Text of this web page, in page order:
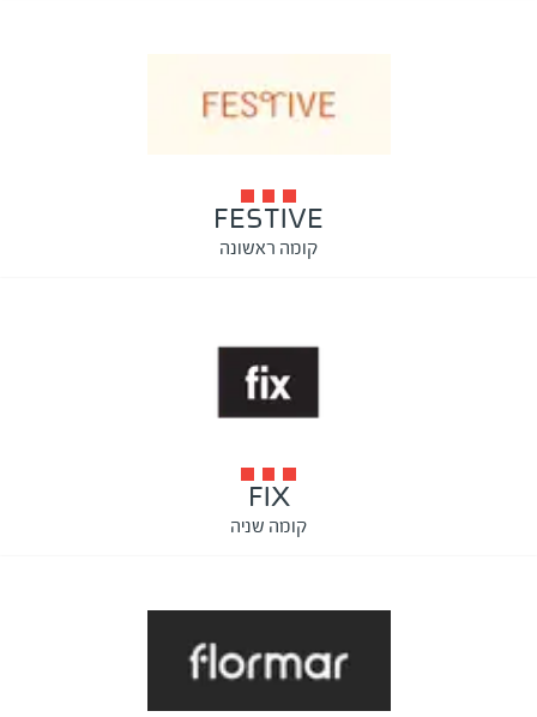
FESTIVE
קומה ראשונה
FIX
קומה שניה